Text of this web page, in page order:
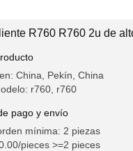
R760 R760 2u de
China, Pekín, China
r760, r760
pago y envío
mínima: 2 piezas
pieces >=2 pieces